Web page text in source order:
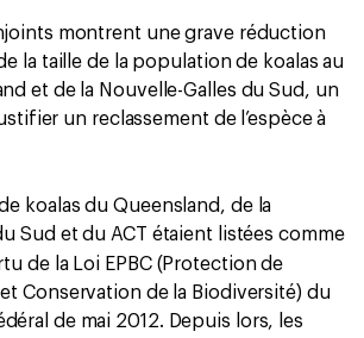
montrent une grave réduction
la taille de la population de koalas au
et de la Nouvelle-Galles du Sud, un
un reclassement de l’espèce à
koalas du Queensland, de la
Sud et du ACT étaient listées comme
de la Loi EPBC (Protection de
et Conservation de la Biodiversité) du
de mai 2012. Depuis lors, les